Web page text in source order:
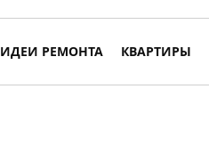
ИДЕИ РЕМОНТА КВАРТИРЫ